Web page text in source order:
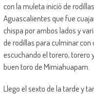
con la muleta inició de
Aguascalientes que fue
chispa por ambos lados y
de rodillas para culminar
escuchando el torero, torero
buen toro de Mimiahuapam.
Llego el sexto de la tarde y